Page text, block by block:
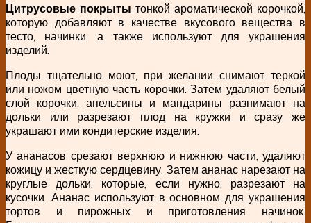
Цитрусовые покрыты тонкой ароматической корочкой,
которую добавляют в качестве вкусового вещества в
тесто, начинки, а также используют для украшения
изделий.
Плоды тщательно моют, при желании снимают теркой
или ножом цветную часть корочки. Затем удаляют белый
слой корочки, апельсины и мандарины разнимают на
дольки или разрезают плод на кружки и сразу же
украшают ими кондитерские изделия.
У ананасов срезают верхнюю и нижнюю части, удаляют
кожицу и жесткую сердцевину. Затем ананас нарезают на
круглые дольки, которые, если нужно, разрезают на
кусочки. Ананас используют в основном для украшения
тортов и пирожных и приготовления начинок.